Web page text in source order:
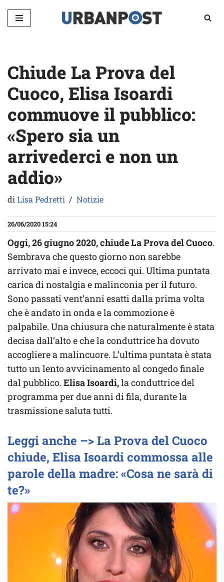
Vai
Chiude La Prova del
Cuoco, Elisa Isoardi
commuove il pubblico:
«Spero sia un
arrivederci e non un
addio»
diLisa Pedretti Notizie
26/06/2020 15:24
Oggi, 26 giugno 2020, chiude La Prova del Cuoco.
Sembrava che questo giorno non sarebbe
arrivato mai e invece, eccoci qui. Ultima puntata
carica di nostalgia e malinconia per il futuro.
Sono passati vent’anni esatti dalla prima volta
che è andato in onda e la commozione è
palpabile. Una chiusura che naturalmente è stata
decisa dall’alto e che la conduttrice ha dovuto
accogliere a malincuore. L’ultima puntata è stata
tutto un lento avvicinamento al congedo finale
dal pubblico. Elisa Isoardi,la conduttrice del
programma per due anni di fila, durante la
trasmissione saluta tutti.
Leggi anche –> La Prova del Cuoco
chiude, Elisa Isoardi commossa alle
parole della madre: «Cosa ne sarà di
te?»